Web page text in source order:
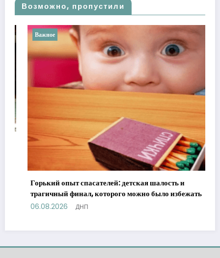
Возможно, пропустили
Важное
Горький опыт спасателей: детская шалость и
трагичный финал, которого можно было избежать
06.08.2026 ДНП